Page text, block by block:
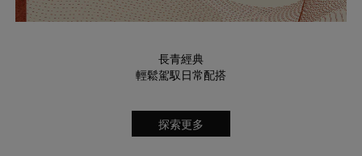
長青經典
輕鬆駕馭日常配搭
探索更多